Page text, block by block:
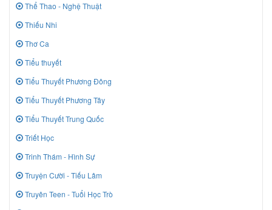
Thể Thao - Nghệ Thuật
Thiếu Nhi
Thơ Ca
Tiểu thuyết
Tiểu Thuyết Phương Đông
Tiểu Thuyết Phương Tây
Tiểu Thuyết Trung Quốc
Triết Học
Trinh Thám - Hình Sự
Truyện Cười - Tiếu Lâm
Truyên Teen - Tuổi Học Trò